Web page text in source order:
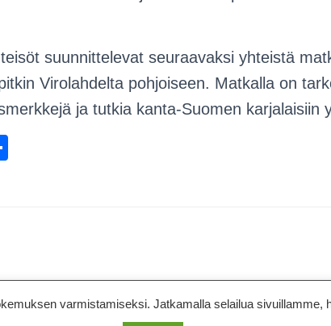
suunnittelevat seuraavaksi yhteistä
Virolahdelta pohjoiseen. Matkalla on
ja tutkia kanta-Suomen karjalaisiin
SÄÄTIÖ
varmistamiseksi. Jatkamalla selailua sivuillamme,